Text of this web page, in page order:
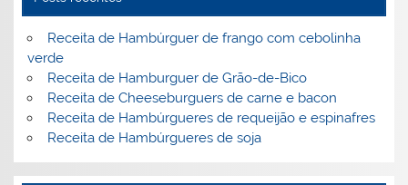
o
k
ai
l
Receita de Hambúrguer de frango com cebolinha
verde
Receita de Hamburguer de Grão-de-Bico
Receita de Cheeseburguers de carne e bacon
Receita de Hambúrgueres de requeijão e espinafres
Receita de Hambúrgueres de soja